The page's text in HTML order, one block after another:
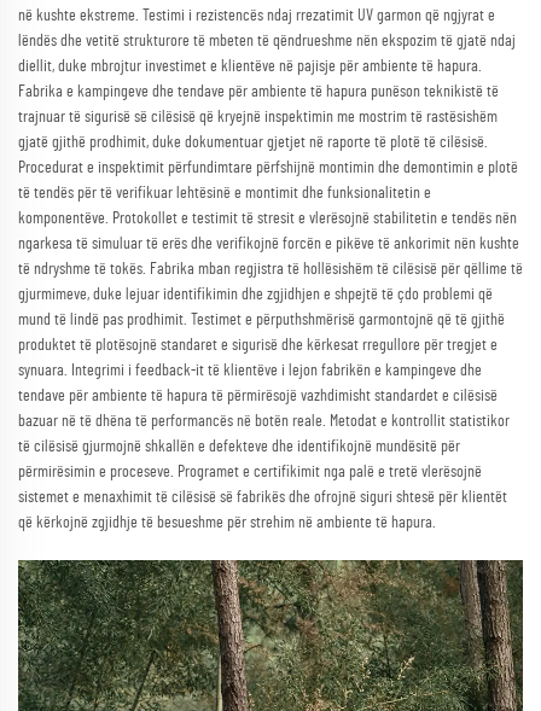
në kushte ekstreme. Testimi i rezistencës ndaj rrezatimit UV garmon që ngjyrat e
lëndës dhe vetitë strukturore të mbeten të qëndrueshme nën ekspozim të gjatë ndaj
diellit, duke mbrojtur investimet e klientëve në pajisje për ambiente të hapura.
Fabrika e kampingeve dhe tendave për ambiente të hapura punëson teknikistë të
trajnuar të sigurisë së cilësisë që kryejnë inspektimin me mostrim të rastësishëm
gjatë gjithë prodhimit, duke dokumentuar gjetjet në raporte të plotë të cilësisë.
Procedurat e inspektimit përfundimtare përfshijnë montimin dhe demontimin e plotë
të tendës për të verifikuar lehtësinë e montimit dhe funksionalitetin e
komponentëve. Protokollet e testimit të stresit e vlerësojnë stabilitetin e tendës nën
ngarkesa të simuluar të erës dhe verifikojnë forcën e pikëve të ankorimit nën kushte
të ndryshme të tokës. Fabrika mban regjistra të hollësishëm të cilësisë për qëllime të
gjurmimeve, duke lejuar identifikimin dhe zgjidhjen e shpejtë të çdo problemi që
mund të lindë pas prodhimit. Testimet e përputhshmërisë garmontojnë që të gjithë
produktet të plotësojnë standaret e sigurisë dhe kërkesat rregullore për tregjet e
synuara. Integrimi i feedback-it të klientëve i lejon fabrikën e kampingeve dhe
tendave për ambiente të hapura të përmirësojë vazhdimisht standardet e cilësisë
bazuar në të dhëna të performancës në botën reale. Metodat e kontrollit statistikor
të cilësisë gjurmojnë shkallën e defekteve dhe identifikojnë mundësitë për
përmirësimin e proceseve. Programet e certifikimit nga palë e tretë vlerësojnë
sistemet e menaxhimit të cilësisë së fabrikës dhe ofrojnë siguri shtesë për klientët
që kërkojnë zgjidhje të besueshme për strehim në ambiente të hapura.